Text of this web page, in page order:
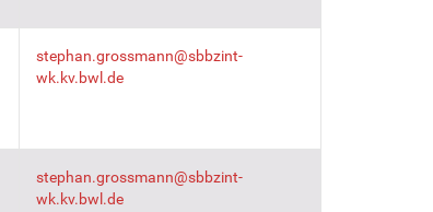
stephan.grossmann@sbbzint-
wk.kv.bwl.de
stephan.grossmann@sbbzint-
wk.kv.bwl.de